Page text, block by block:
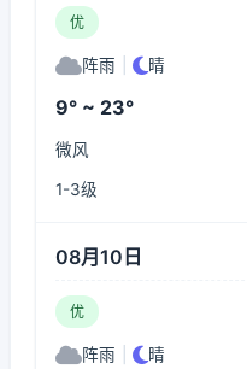
优
阵雨 晴
9° ~ 23°
微风
1-3级
08月10日
优
阵雨 晴